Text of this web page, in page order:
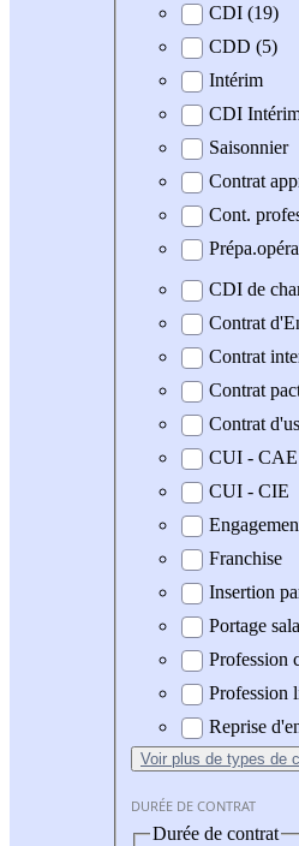
Type de contratCDI (19)
CDD (5)
Intérim
CDI
Saisonnier
Contrat
Cont.
CDI de
Contrat
Contrat
Contrat
Contrat
CUI - CAE
CUI - CIE
Franchise
Insertion
Portage
Profession
Profession
Reprise
Voir plus de types de
DURÉE DE CONTRAT
Durée de contrat